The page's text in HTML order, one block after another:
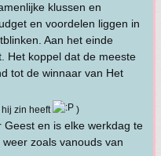
klussen en
en voordelen liggen in
Aan het einde
Het koppel dat de meeste
tot de winnaar van Het
hij zin heeft )
en is elke werkdag te
zoals vanouds van